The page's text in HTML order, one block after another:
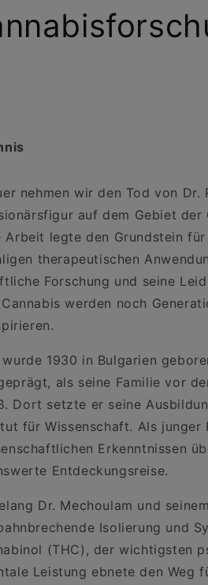
nehmen wir den Tod von Dr.
auf dem Gebiet der
Arbeit legte den Grundstein
therapeutischen
Forschung und seine
werden noch
1930 in Bulgarien
als seine Familie vor
Dort setzte er seine
für Wissenschaft. Als
Erkenntnissen
Entdeckungsreise.
Dr. Mechoulam und
Isolierung und
(THC), der wichtigsten
Leistung ebnete den Weg